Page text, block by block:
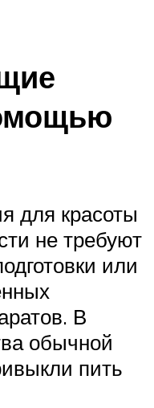
для красоты
не требуют
или
В
обычной
пить